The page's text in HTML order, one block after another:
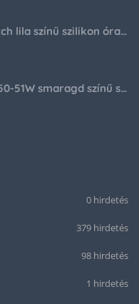
Halloween Apple Watch lila színű szilikon óraszíj
Citizen series 8 NB6050-51W smaragd színű számlappal
0 hirdetés
379 hirdetés
98 hirdetés
1 hirdetés